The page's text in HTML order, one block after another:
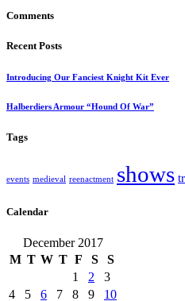
Comments
Recent Posts
Introducing Our Fanciest Knight Kit Ever
Halberdiers Armour “Hound Of War”
Tags
events medieval reenactment shows
Calendar
December 2017
M T W T F S
S
1
2
3
4
5 6 7 8 9
10